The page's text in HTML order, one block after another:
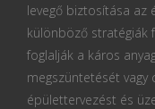
levegő biztosítása
különböző stratégiák
foglalják a káros
megszüntetését vagy
épülettervezést és